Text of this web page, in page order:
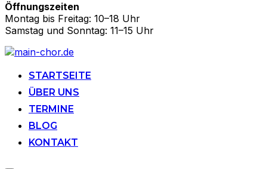
Öffnungszeiten
Montag bis Freitag: 10–18 Uhr
Samstag und Sonntag: 11–15 Uhr
Zu
springenSTARTSEITE
ÜBER UNS
TERMINE
BLOG
KONTAKT